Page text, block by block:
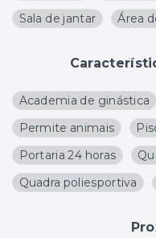
Sala de jantar
Área
Academia de ginástica
Permite animais
Portaria 24 horas
Quadra poliesportiva